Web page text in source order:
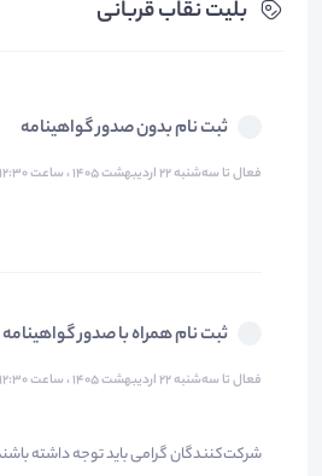
بلیت‌ نقاب قربانی
ثبت نام بدون صدور گواهینامه
فعال تا سه‌شنبه ۲۲ اردیبهشت ۱۴۰۵ ، ساعت ۱۲:۳۰
ثبت نام همراه با صدور گواهینامه
فعال تا سه‌شنبه ۲۲ اردیبهشت ۱۴۰۵ ، ساعت ۱۲:۳۰
شرکت‌کنندگان گرامی باید توجه داشته